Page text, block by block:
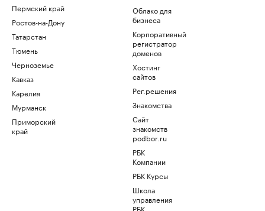
Пермский край
Ростов-на-Дону
Татарстан
Тюмень
Черноземье
Кавказ
Карелия
Мурманск
Приморский
край
Облако для
бизнеса
Корпоративный
регистратор
доменов
Хостинг
сайтов
Рег.решения
Знакомства
Сайт
знакомств
podbor.ru
РБК
Компании
РБК Курсы
Школа
управления
РБК